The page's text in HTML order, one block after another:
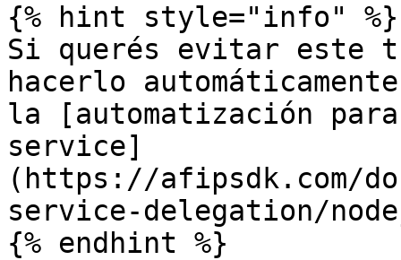
{% hint style="info" %}
Si querés evitar este
hacerlo
la [automatización
service]
(https://afipsdk.com/
service-delegation/
{% endhint %}